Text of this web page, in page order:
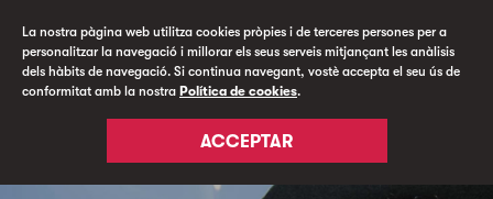
La nostra pàgina web utilitza cookies pròpies i de terceres persones per a
personalitzar la navegació i millorar els seus serveis mitjançant les anàlisis
dels hàbits de navegació. Si continua navegant, vostè accepta el seu ús de
conformitat amb la nostra Política de cookies.
ACCEPTAR